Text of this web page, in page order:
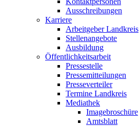
Ausschreibungen
Karriere
Arbeitgeber Landkreis
Stellenangebote
Ausbildung
Öffentlichkeitsarbeit
Pressestelle
Pressemitteilungen
Presseverteiler
Termine Landkreis
Mediathek
Imagebroschüre
Amtsblatt